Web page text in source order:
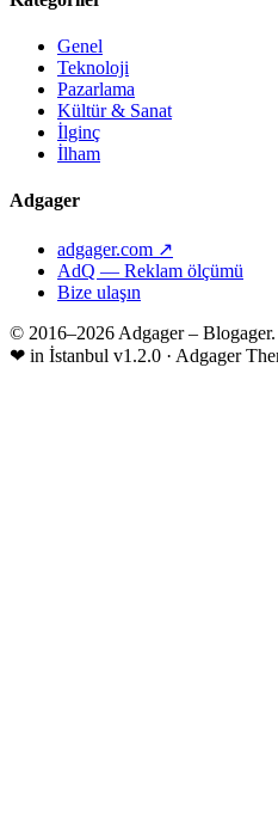
Genel
Teknoloji
Pazarlama
Kültür & Sanat
İlginç
İlham
Adgager
adgager.com ↗
AdQ — Reklam ölçümü
Bize ulaşın
© 2016–2026 Adgager – Blogager.
❤ in İstanbul v1.2.0 · Adgager